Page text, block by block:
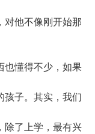
对他不像刚开始那
懂得不少，如果
孩子。其实，我们
除了上学，最有兴